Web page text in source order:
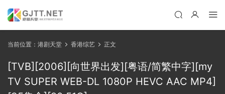
当前位置： 港剧天堂 香港综艺 正文
[TVB][2006][向世界出发][粤语/简繁中字][my
TV SUPER WEB-DL 1080P HEVC AAC MP4]